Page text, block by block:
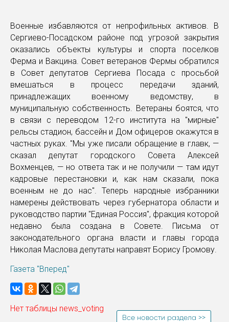
Военные избавляются от непрофильных активов. В
Сергиево-Посадском районе под угрозой закрытия
оказались объекты культуры и спорта поселков
Ферма и Вакцина. Совет ветеранов Фермы обратился
в Совет депутатов Сергиева Посада с просьбой
вмешаться в процесс передачи зданий,
принадлежащих военному ведомству, в
муниципальную собственность. Ветераны боятся, что
в связи с переводом 12-го института на "мирные"
рельсы стадион, бассейн и Дом офицеров окажутся в
частных руках. "Мы уже писали обращение в главк, —
сказал депутат городского Совета Алексей
Вохменцев, — но ответа так и не получили — там идут
кадровые перестановки и, как нам сказали, пока
военным не до нас". Теперь народные избранники
намерены действовать через губернатора области и
руководство партии "Единая Россия", фракция которой
недавно была создана в Совете. Письма от
законодательного органа власти и главы города
Николая Маслова депутаты направят Борису Громову.
Газета "Вперед"
Нет таблицы news_voting
Все новости раздела >>